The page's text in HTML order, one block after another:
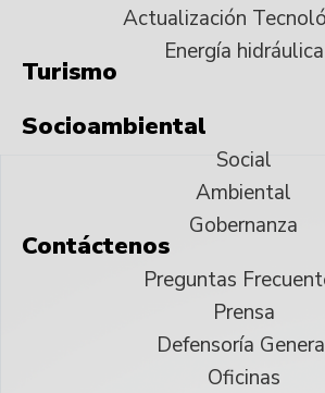
Actualización
Energía hidráulica
Turismo
Socioambiental
Social
Ambiental
Gobernanza
Contáctenos
Preguntas
Prensa
Defensoría
Oficinas